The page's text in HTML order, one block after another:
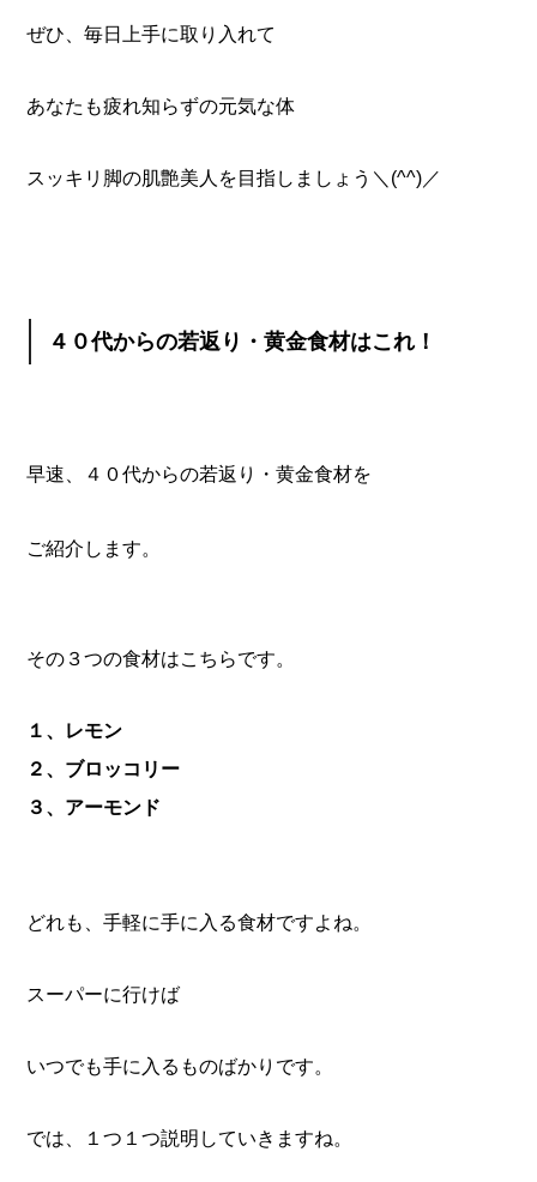
ぜひ、毎日上手に取り入れて
あなたも疲れ知らずの元気な体
スッキリ脚の肌艶美人を目指しましょう＼(^^)／
４０代からの若返り・黄金食材はこれ！
早速、４０代からの若返り・黄金食材を
ご紹介します。
その３つの食材はこちらです。
１、レモン
２、ブロッコリー
３、アーモンド
どれも、手軽に手に入る食材ですよね。
スーパーに行けば
いつでも手に入るものばかりです。
では、１つ１つ説明していきますね。